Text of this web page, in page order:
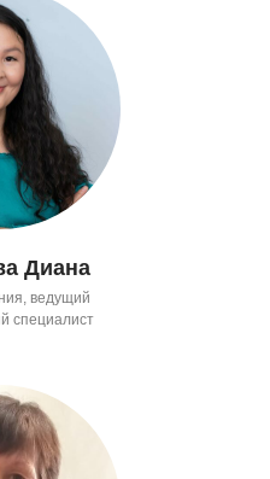
Диана
ведущий
специалист